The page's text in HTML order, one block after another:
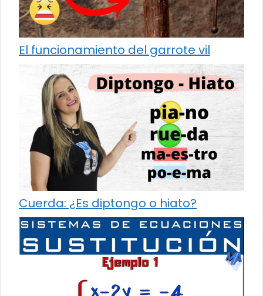
El funcionamiento del garrote vil
Cuerda: ¿Es diptongo o hiato?